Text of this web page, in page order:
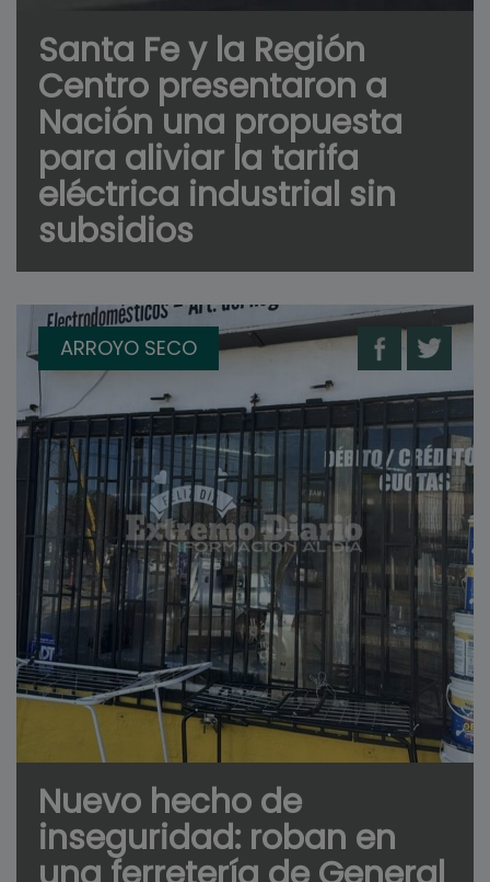
Santa Fe y la Región
Centro presentaron a
Nación una propuesta
para aliviar la tarifa
eléctrica industrial sin
subsidios
ARROYO SECO
Nuevo hecho de
inseguridad: roban en